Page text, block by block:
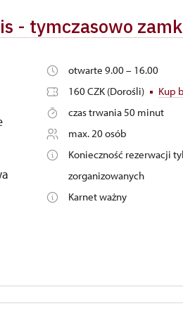
- tymczasowo
otwarte 9.00 – 16.00
160 CZK (Dorośli)
Kup
czas trwania 50 minut
max. 20 osób
Konieczność rezerwacji
zorganizowanych
Karnet ważny